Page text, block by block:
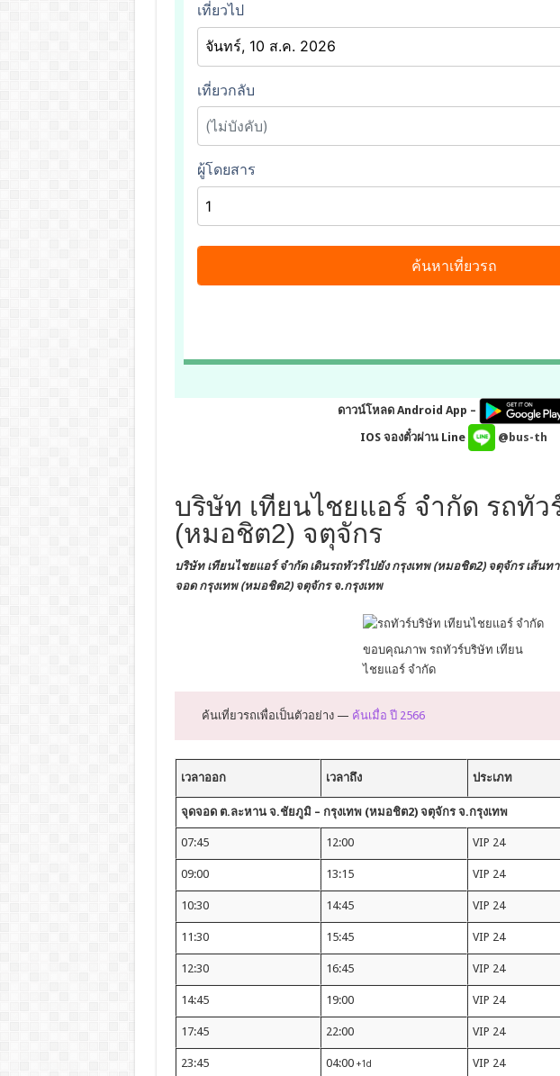
ดาวน์โหลด Android App –
IOS จองตั๋วผ่าน Line
@bus-th
บริษัท เทียนไชยแอร์ จำกัด รถทัว
(หมอชิต2) จตุจักร
บริษัท เทียนไชยแอร์ จำกัด เดินรถทัวร์ไปยังกรุงเทพ (หมอชิต2) จตุจักรเส้นท
จอด กรุงเทพ (หมอชิต2) จตุจักร จ.กรุงเทพ
ขอบคุณภาพ รถทัวร์บริษัท เทียน
ไชยแอร์ จำกัด
ค้นเที่ยวรถเพื่อเป็นตัวอย่าง — ค้นเมื่อ ปี 2566
เวลาออก เวลาถึง ประเภท
จุดจอด ต.ละหาน จ.ชัยภูมิ – กรุงเทพ (หมอชิต2) จตุจักร จ.กรุงเทพ
07:45 12:00 VIP 24
09:00 13:15 VIP 24
10:30 14:45 VIP 24
11:30 15:45 VIP 24
12:30 16:45 VIP 24
14:45 19:00 VIP 24
17:45 22:00 VIP 24
23:45 04:00 +1d VIP 24